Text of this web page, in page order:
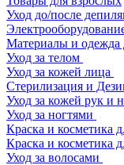
Уход до/после
Материалы и одежда
Уход за телом
Уход за кожей лица
Стерилизация и
Уход за кожей рук и
Уход за ногтями
Краска и косметика
Краска и косметика
Уход за волосами